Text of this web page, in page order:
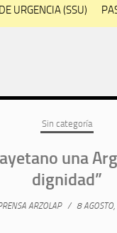
URGENCIA (SSU)
Sin categoría
una
dignidad”
ARZOLAP / 8